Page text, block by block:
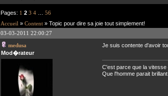
Pages: 1 2 3 4
56
Accueil » Content » Topic pour dire sa joie tout simplement!
03-03-2011 22:00:27
medusa
Mod�rateur
Je suis contente d'avoir
C'est parce que la
Que l'homme parait